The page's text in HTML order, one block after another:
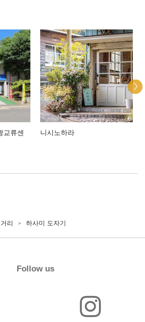
교류센
니시노하라
리 하사미 도자기
Follow us